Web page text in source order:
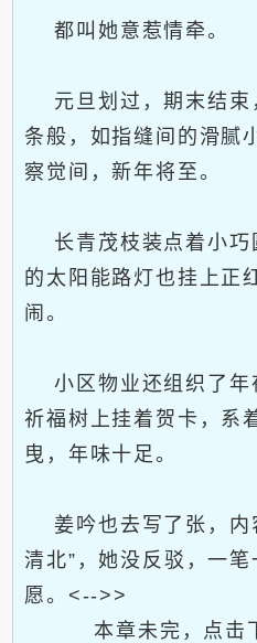
都叫她意惹情牵。
元旦划过，期末结束
条般，如指缝间的滑腻
察觉间，新年将至。
长青茂枝装点着小巧
的太阳能路灯也挂上正
闹。
小区物业还组织了年
祈福树上挂着贺卡，系
曳，年味十足。
姜吟也去写了张，内
清北”，她没反驳，一
愿。<-->>
本章未完，点击